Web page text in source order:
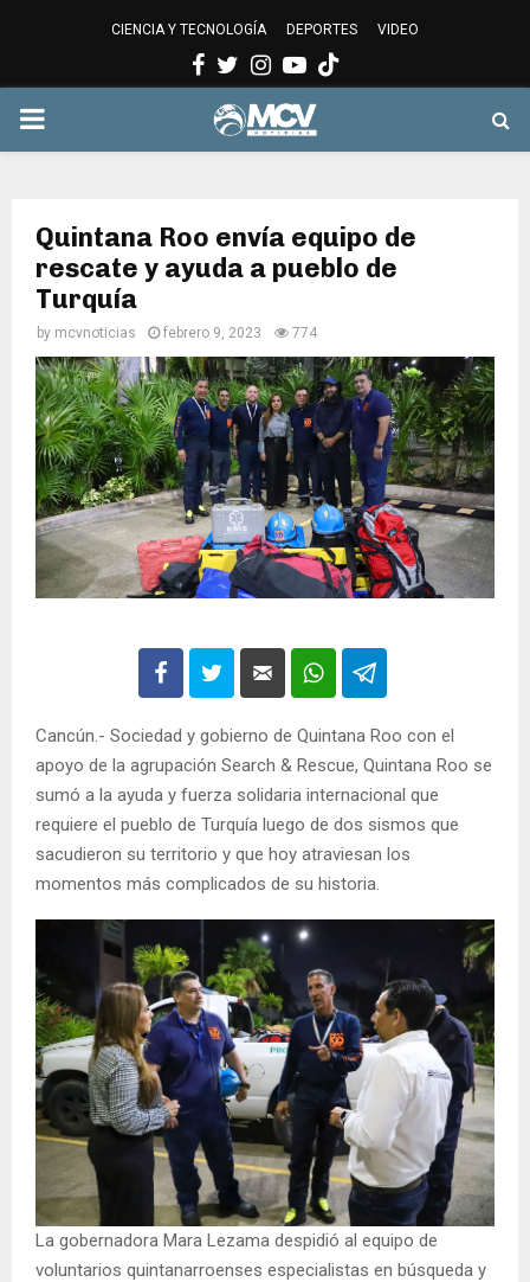
CIENCIA Y TECNOLOGÍA DEPORTES VIDEO
Facebook
Twitter
Instagram
Youtube
PRIMARY
Quintana Roo envía equipo de
rescate y ayuda a pueblo de
Turquía
by mcvnoticias febrero 9, 2023 774
Cancún.- Sociedad y gobierno de Quintana Roo con el
apoyo de la agrupación Search & Rescue, Quintana Roo se
sumó a la ayuda y fuerza solidaria internacional que
requiere el pueblo de Turquía luego de dos sismos que
sacudieron su territorio y que hoy atraviesan los
momentos más complicados de su historia.
La gobernadora Mara Lezama despidió al equipo de
voluntarios quintanarroenses especialistas en búsqueda y